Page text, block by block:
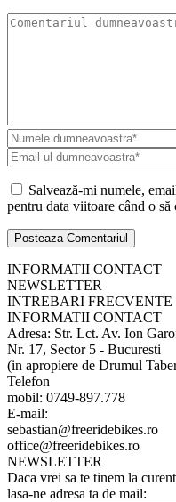
Salvează-mi numele,
pentru data viitoare când o să
INFORMATII CONTACT
NEWSLETTER
INTREBARI FRECVENTE
INFORMATII CONTACT
Adresa: Str. Lct. Av. Ion
Nr. 17, Sector 5 - Bucuresti
(in apropiere de Drumul
Telefon
mobil: 0749-897.778
E-mail:
sebastian@freeridebikes.ro
office@freeridebikes.ro
NEWSLETTER
Daca vrei sa te tinem la
lasa-ne adresa ta de mail: